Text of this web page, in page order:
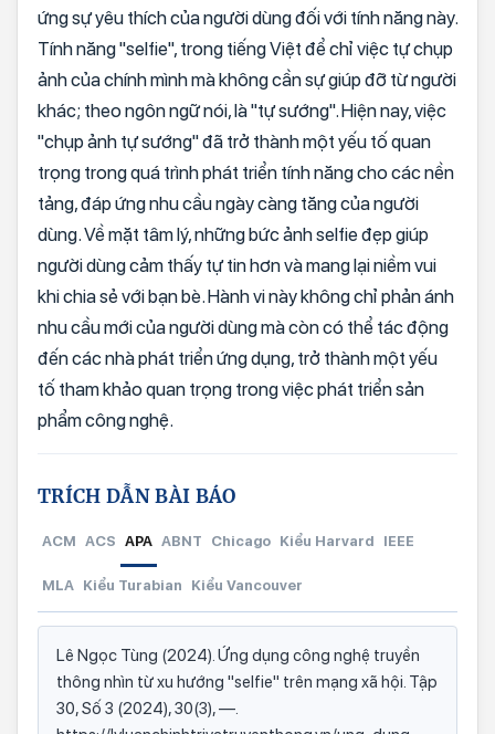
ứng sự yêu thích của người dùng đối với tính năng này.
Tính năng "selfie", trong tiếng Việt để chỉ việc tự chụp
ảnh của chính mình mà không cần sự giúp đỡ từ người
khác; theo ngôn ngữ nói, là "tự sướng". Hiện nay, việc
"chụp ảnh tự sướng" đã trở thành một yếu tố quan
trọng trong quá trình phát triển tính năng cho các nền
tảng, đáp ứng nhu cầu ngày càng tăng của người
dùng. Về mặt tâm lý, những bức ảnh selfie đẹp giúp
người dùng cảm thấy tự tin hơn và mang lại niềm vui
khi chia sẻ với bạn bè. Hành vi này không chỉ phản ánh
nhu cầu mới của người dùng mà còn có thể tác động
đến các nhà phát triển ứng dụng, trở thành một yếu
tố tham khảo quan trọng trong việc phát triển sản
phẩm công nghệ.
TRÍCH DẪN BÀI BÁO
ACM ACS APA ABNT Chicago Kiểu Harvard IEEE
MLA Kiểu Turabian Kiểu Vancouver
Lê Ngọc Tùng (2024). Ứng dụng công nghệ truyền
thông nhìn từ xu hướng "selfie" trên mạng xã hội. Tập
30, Số 3 (2024), 30(3), —.